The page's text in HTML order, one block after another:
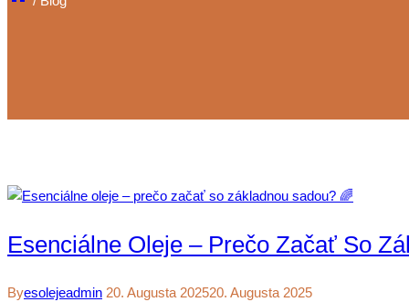
Esenciálne Oleje – Prečo Začať So
ByEsolejeadmin 20. Augusta 202520. Augusta 2025